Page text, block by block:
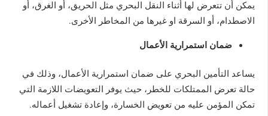
يمكن أن تتعرض لها أثناء النقل البحري مثل الحريق، أو الغرق، أو
الاصطدام، أو السرقة او غيرها من المخاطر الأخرى.
ضمان استمرارية الأعمال
يساعد التأمين البحري على ضمان استمرارية الأعمال، وذلك في
حالة تعرض الممتلكات للخطر، حيث يوفر التعويضات اللازمة التي
تمكن المؤمن عليه من تعويض الخسارة، وإعادة تشغيل أعماله.